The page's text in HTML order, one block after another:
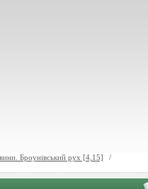
Броунівський рух [4,15] /